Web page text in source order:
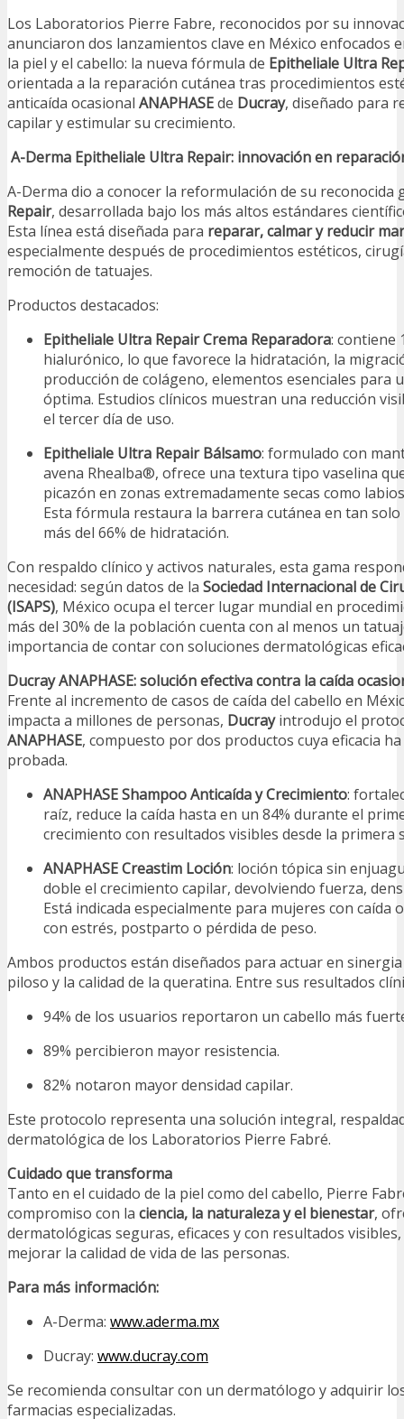
Los Laboratorios Pierre Fabre, reconocidos por su
anunciaron dos lanzamientos clave en México enfocados
la piel y el cabello: la nueva fórmula de Epitheliale Ultra
orientada a la reparación cutánea tras procedimientos
anticaída ocasional ANAPHASEde Ducray, diseñado para
capilar y estimular su crecimiento.
A-Derma Epitheliale Ultra Repair: innovación en
A-Derma dio a conocer la reformulación de su reconocida
Repair, desarrollada bajo los más altos estándares
Esta línea está diseñada para reparar, calmar y reducir
especialmente después de procedimientos estéticos,
remoción de tatuajes.
Productos destacados:
Epitheliale Ultra Repair Crema Reparadora: contiene
hialurónico, lo que favorece la hidratación, la
producción de colágeno, elementos esenciales para
óptima. Estudios clínicos muestran una reducción
el tercer día de uso.
Epitheliale Ultra Repair Bálsamo: formulado con
avena Rhealba®, ofrece una textura tipo vaselina
picazón en zonas extremadamente secas como
Esta fórmula restaura la barrera cutánea en tan
más del 66% de hidratación.
Con respaldo clínico y activos naturales, esta gama
necesidad: según datos de la Sociedad Internacional de
(ISAPS), México ocupa el tercer lugar mundial en
más del 30% de la población cuenta con al menos un
importancia de contar con soluciones dermatológicas
Ducray ANAPHASE: solución efectiva contra la caída
Frente al incremento de casos de caída del cabello en
impacta a millones de personas, Ducrayintrodujo el
ANAPHASE, compuesto por dos productos cuya eficacia
probada.
ANAPHASE Shampoo Anticaída y Crecimiento:
raíz, reduce la caída hasta en un 84% durante el
crecimiento con resultados visibles desde la primera
ANAPHASE Creastim Loción: loción tópica sin
doble el crecimiento capilar, devolviendo fuerza,
Está indicada especialmente para mujeres con caída
con estrés, postparto o pérdida de peso.
Ambos productos están diseñados para actuar en
piloso y la calidad de la queratina. Entre sus resultados
94% de los usuarios reportaron un cabello más
89% percibieron mayor resistencia.
82% notaron mayor densidad capilar.
Este protocolo representa una solución integral,
dermatológica de los Laboratorios Pierre Fabré.
Cuidado que transforma
Tanto en el cuidado de la piel como del cabello, Pierre
compromiso con la ciencia, la naturaleza y el bienestar,
dermatológicas seguras, eficaces y con resultados
mejorar la calidad de vida de las personas.
Para más información:
A-Derma: www.aderma.mx
Ducray: www.ducray.com
Se recomienda consultar con un dermatólogo y adquirir
farmacias especializadas.